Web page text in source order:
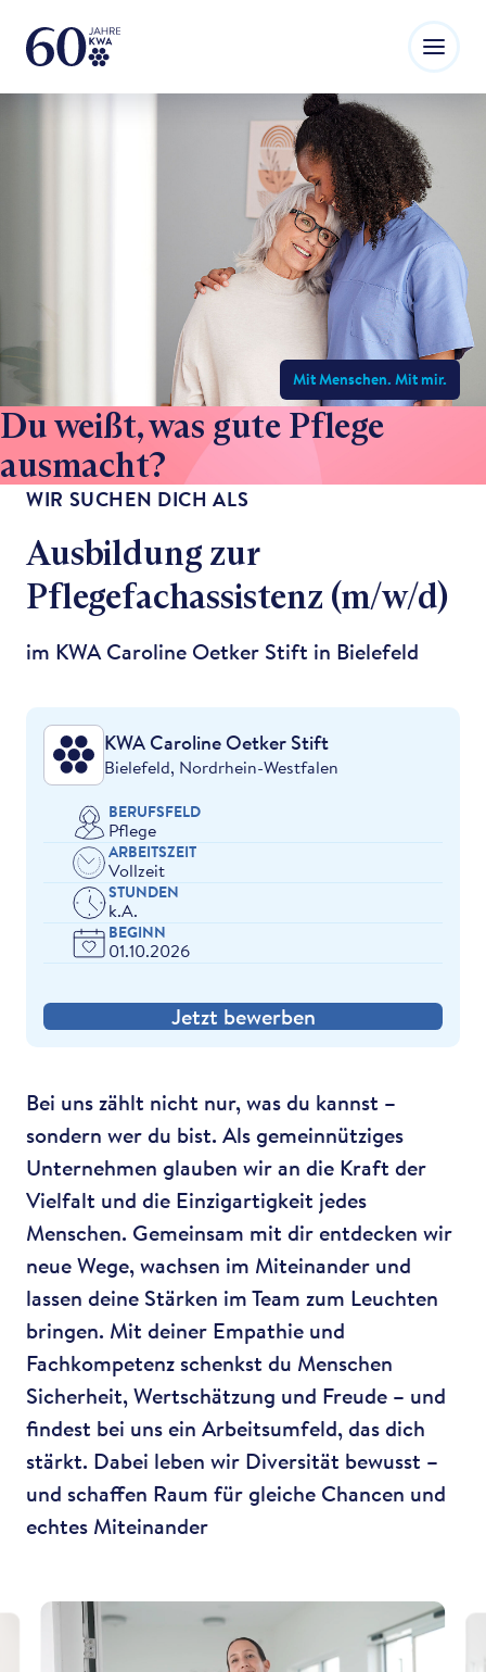
Du weißt, was gute Pflege
ausmacht?
Mit Menschen. Mit mir.
WIR SUCHEN DICH ALS
Ausbildung zur
Pflegefachassistenz (m/w/d)
im KWA Caroline Oetker Stift in Bielefeld
KWA Caroline Oetker Stift
Bielefeld, Nordrhein-Westfalen
BERUFSFELD
Pflege
ARBEITSZEIT
Vollzeit
STUNDEN
k.A.
BEGINN
01.10.2026
Jetzt bewerben
Bei uns zählt nicht nur, was du kannst –
sondern wer du bist. Als gemeinnütziges
Unternehmen glauben wir an die Kraft der
Vielfalt und die Einzigartigkeit jedes
Menschen. Gemeinsam mit dir entdecken wir
neue Wege, wachsen im Miteinander und
lassen deine Stärken im Team zum Leuchten
bringen. Mit deiner Empathie und
Fachkompetenz schenkst du Menschen
Sicherheit, Wertschätzung und Freude – und
findest bei uns ein Arbeitsumfeld, das dich
stärkt. Dabei leben wir Diversität bewusst –
und schaffen Raum für gleiche Chancen und
echtes Miteinander